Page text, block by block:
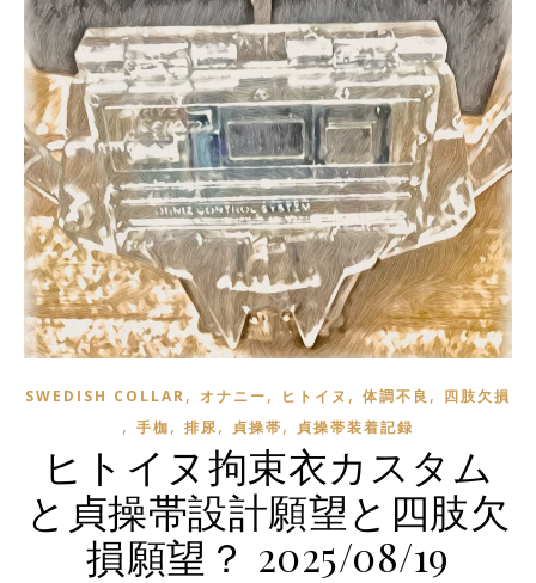
SWEDISH COLLAR, オナニー, ヒトイヌ , 体調不良 , 四肢欠損
, 手枷, 排尿, 貞操帯, 貞操帯装着記録
ヒトイヌ拘束衣カスタム
と貞操帯設計願望と四肢欠
損願望？ 2025/08/19